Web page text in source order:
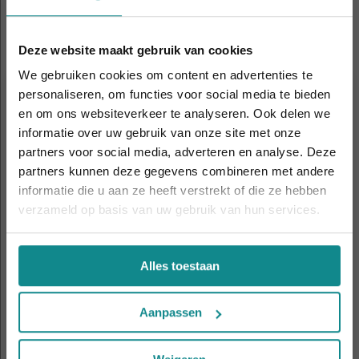
Deze website maakt gebruik van cookies
We gebruiken cookies om content en advertenties te
personaliseren, om functies voor social media te bieden
en om ons websiteverkeer te analyseren. Ook delen we
informatie over uw gebruik van onze site met onze
partners voor social media, adverteren en analyse. Deze
partners kunnen deze gegevens combineren met andere
informatie die u aan ze heeft verstrekt of die ze hebben
verzameld op basis van uw gebruik van hun services.
Alles toestaan
Aanpassen
Cursussen die je mogelijk ook
Haarkleuren (hair colouring)
Prijs
€ 1.108
De hittegolf houdt aan... onze actie ook! 10%
korting verlengd t.e.m. 7 augustus 2026.
Sluiten